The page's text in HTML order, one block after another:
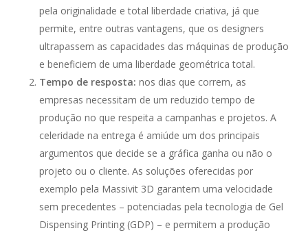
pela originalidade e total liberdade criativa, já que
permite, entre outras vantagens, que os designers
ultrapassem as capacidades das máquinas de produção
e beneficiem de uma liberdade geométrica total.
Tempo de resposta: nos dias que correm, as
empresas necessitam de um reduzido tempo de
produção no que respeita a campanhas e projetos. A
celeridade na entrega é amiúde um dos principais
argumentos que decide se a gráfica ganha ou não o
projeto ou o cliente. As soluções oferecidas por
exemplo pela Massivit 3D garantem uma velocidade
sem precedentes – potenciadas pela tecnologia de Gel
Dispensing Printing (GDP) – e permitem a produção